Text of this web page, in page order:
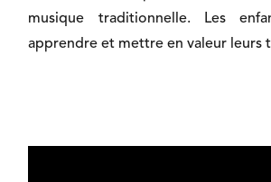
musique traditionnelle. Les
apprendre et mettre en valeur leurs